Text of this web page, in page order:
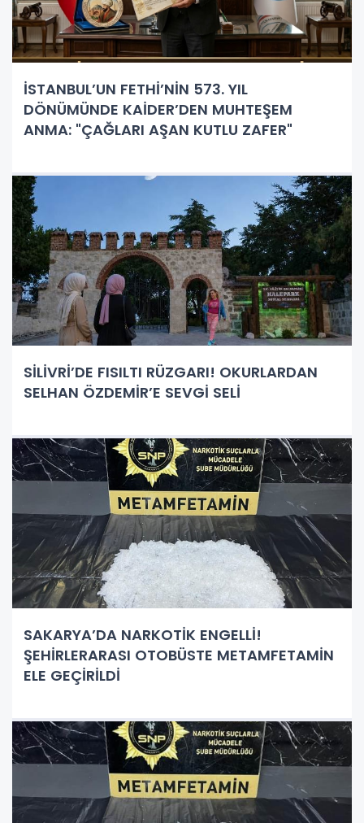
İSTANBUL’UN FETHİ’NİN 573. YIL
DÖNÜMÜNDE KAİDER’DEN MUHTEŞEM
ANMA: "ÇAĞLARI AŞAN KUTLU ZAFER"
SİLİVRİ’DE FISILTI RÜZGARI! OKURLARDAN
SELHAN ÖZDEMİR’E SEVGİ SELİ
SAKARYA’DA NARKOTİK ENGELLİ!
ŞEHİRLERARASI OTOBÜSTE METAMFETAMİN
ELE GEÇİRİLDİ